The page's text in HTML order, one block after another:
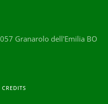
Granarolo dell'Emilia BO
CREDITS